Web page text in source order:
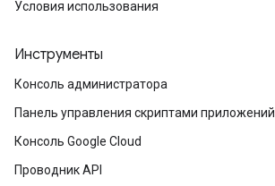
Условия использования
Инструменты
Консоль администратора
Панель управления скриптами приложений
Консоль Google Cloud
Проводник API